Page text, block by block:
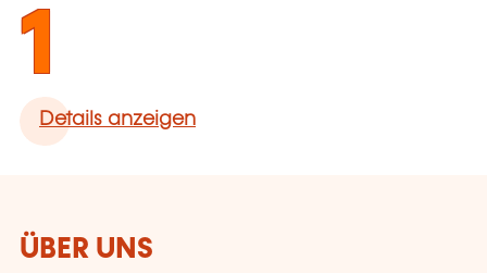
1
Details anzeigen
ÜBER UNS